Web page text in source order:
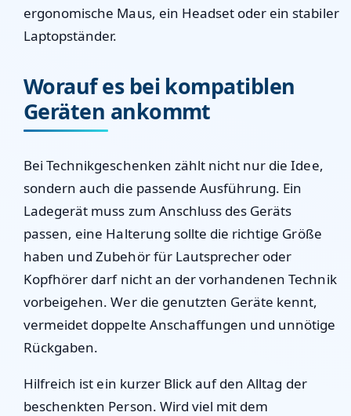
ergonomische Maus, ein Headset oder ein stabiler
Laptopständer.
Worauf es bei kompatiblen
Geräten ankommt
Bei Technikgeschenken zählt nicht nur die Idee,
sondern auch die passende Ausführung. Ein
Ladegerät muss zum Anschluss des Geräts
passen, eine Halterung sollte die richtige Größe
haben und Zubehör für Lautsprecher oder
Kopfhörer darf nicht an der vorhandenen Technik
vorbeigehen. Wer die genutzten Geräte kennt,
vermeidet doppelte Anschaffungen und unnötige
Rückgaben.
Hilfreich ist ein kurzer Blick auf den Alltag der
beschenkten Person. Wird viel mit dem